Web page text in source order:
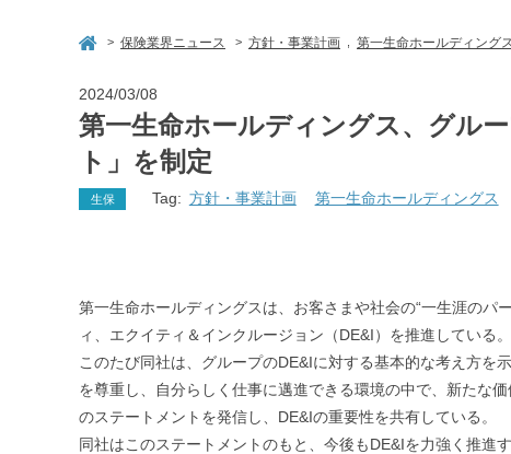
> 保険業界ニュース > 方針・事業計画 第一生命ホールディング
2024/03/08
第一生命ホールディングス、グル
ト」を制定
生保 Tag: 方針・事業計画 第一生命ホールディングス
第一生命ホールディングスは、お客さまや社会の“一生涯の
ィ、エクイティ＆インクルージョン（DE&I）を推進している。
このたび同社は、グループのDE&Iに対する基本的な考え方
を尊重し、自分らしく仕事に邁進できる環境の中で、新たな
のステートメントを発信し、DE&Iの重要性を共有している。
同社はこのステートメントのもと、今後もDE&Iを力強く推進